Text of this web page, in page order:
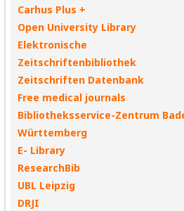
Carhus Plus +
Open University Library
Elektronische
Zeitschriftenbibliothek
Zeitschriften Datenbank
Free medical journals
Bibliotheksservice-Zentrum
Württemberg
E- Library
ResearchBib
UBL Leipzig
DRJI